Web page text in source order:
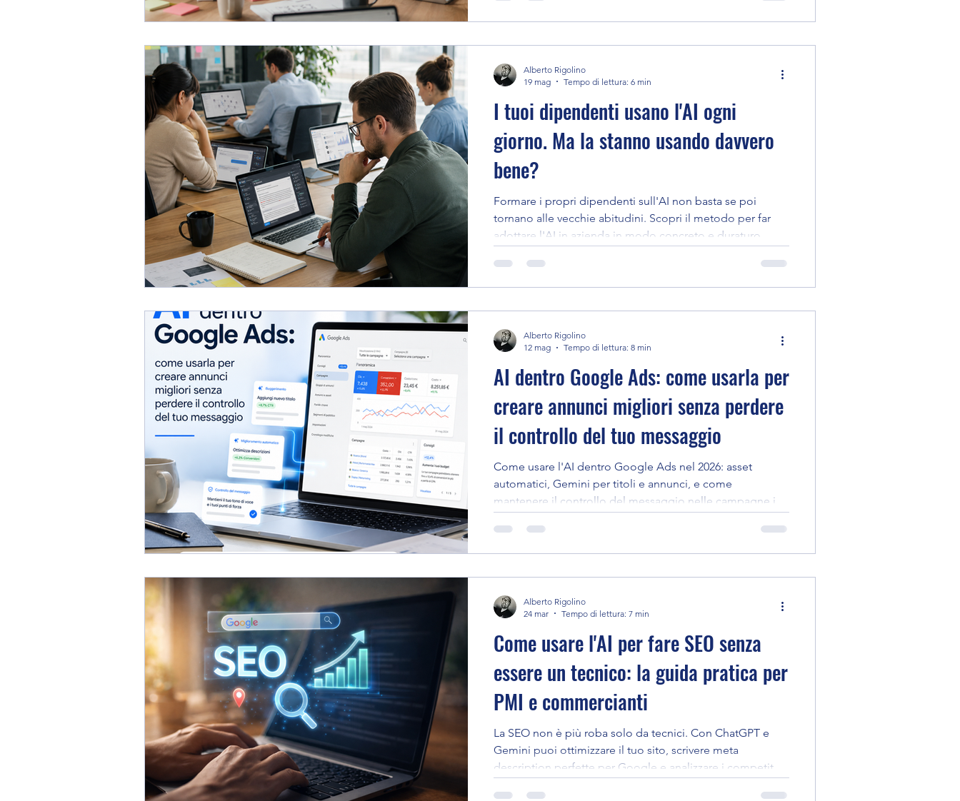
I tuoi dipendenti usano l'AI ogni
giorno. Ma la stanno usando davvero
bene?
Formare i propri dipendenti sull'AI non basta se poi
tornano alle vecchie abitudini. Scopri il metodo per far
adottare l'AI in azienda in modo concreto e duraturo.
Alberto Rigolino
19 mag
Tempo di lettura: 6 min
AI dentro Google Ads: come usarla per
creare annunci migliori senza perdere
il controllo del tuo messaggio
Come usare l'AI dentro Google Ads nel 2026: asset
automatici, Gemini per titoli e annunci, e come
mantenere il controllo del messaggio nelle campagne in
Alberto Rigolino
12 mag
Tempo di lettura: 8 min
Come usare l'AI per fare SEO senza
essere un tecnico: la guida pratica per
PMI e commercianti
La SEO non è più roba solo da tecnici. Con ChatGPT e
Gemini puoi ottimizzare il tuo sito, scrivere meta
description perfette per Google e analizzare i competitor
Alberto Rigolino
24 mar
Tempo di lettura: 7 min